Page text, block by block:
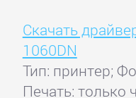
Скачать
1060DN
Тип: принтер;
Печать: только